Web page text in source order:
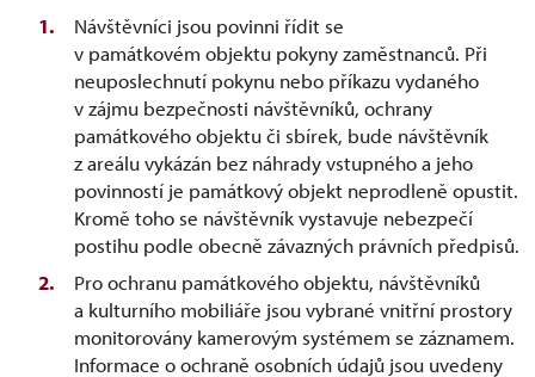
Návštěvníci jsou povinni řídit se
v památkovém objektu pokyny zaměstnanců. Při
neuposlechnutí pokynu nebo příkazu vydaného
v zájmu bezpečnosti návštěvníků, ochrany
památkového objektu či sbírek, bude návštěvník
z areálu vykázán bez náhrady vstupného a jeho
povinností je památkový objekt neprodleně opustit.
Kromě toho se návštěvník vystavuje nebezpečí
postihu podle obecně závazných právních předpisů.
Pro ochranu památkového objektu, návštěvníků
a kulturního mobiliáře jsou vybrané vnitřní prostory
monitorovány kamerovým systémem se záznamem.
Informace o ochraně osobních údajů jsou uvedeny